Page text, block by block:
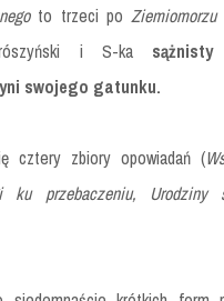
to trzeci poZiemiomorzu
i S-ka
swojego gatunku.
cztery zbiory opowiadań (
ku przebaczeniu, Urodziny